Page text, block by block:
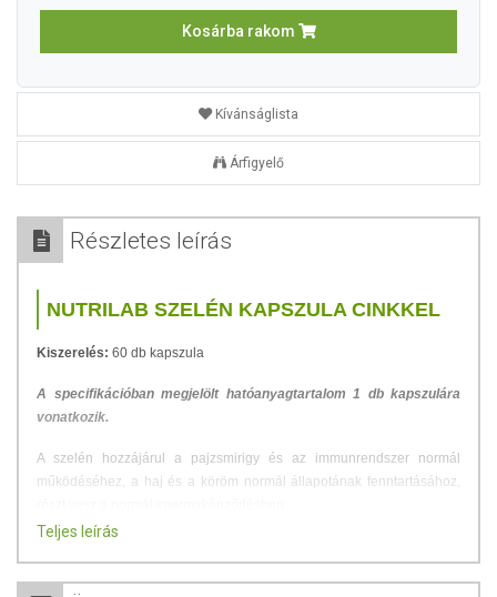
Kosárba rakom
Kívánságlista
Árfigyelő
Részletes leírás
NUTRILAB SZELÉN KAPSZULA CINKKEL
Kiszerelés: 60 db kapszula
A specifikációban megjelölt hatóanyagtartalom 1 db kapszulára
vonatkozik.
A szelén hozzájárul a pajzsmirigy és az immunrendszer normál
működéséhez, a haj és a köröm normál állapotának fenntartásához,
Teljes leírás